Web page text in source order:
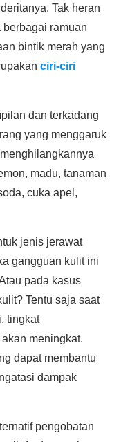
Tak heran
ramuan
bintik merah yang
ciri-ciri
dan terkadang
yang menggaruk
madu, tanaman
cuka apel,
jenis jerawat
gangguan kulit ini
pada kasus
Tentu saja saat
tingkat
meningkat.
dapat membantu
dampak
pengobatan